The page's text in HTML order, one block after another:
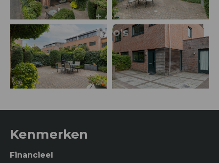
+ 4
foto's
Kenmerken
Financieel